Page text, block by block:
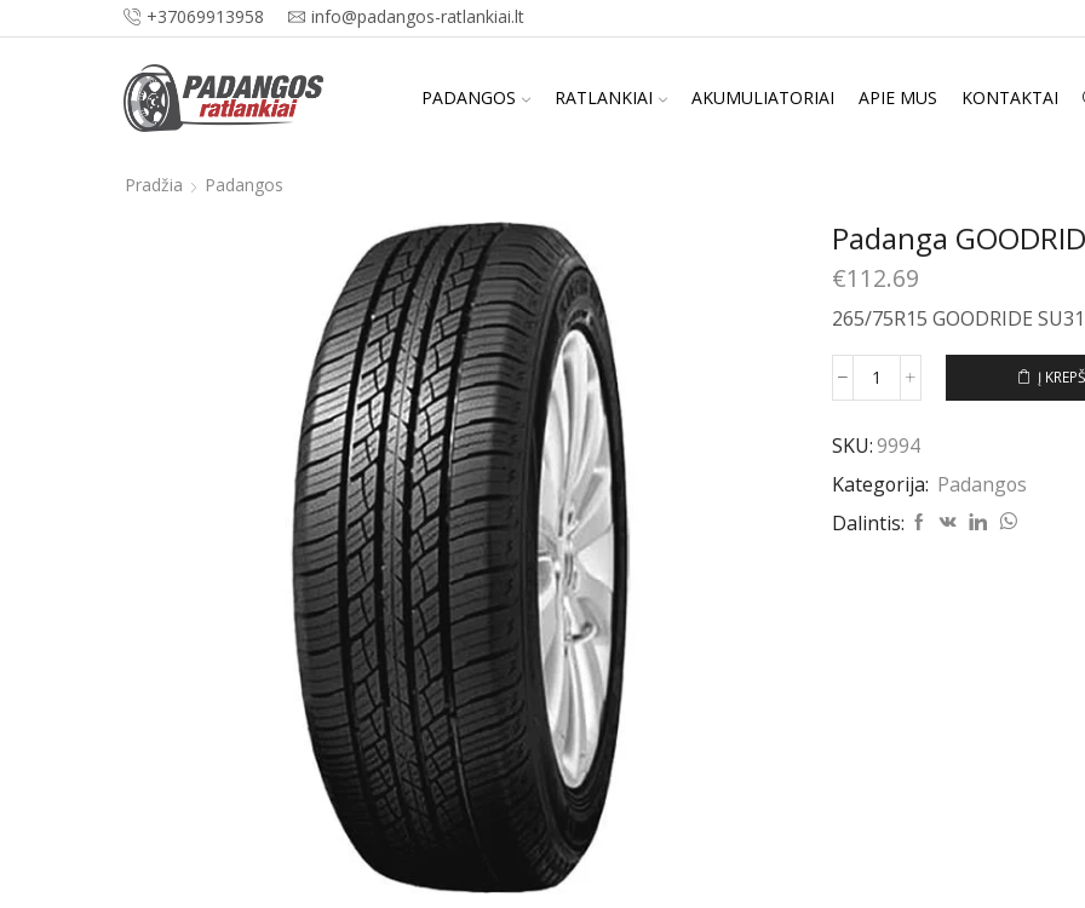
+37069913958 info@padangos-ratlankiai.lt
PADANGOS RATLANKIAI AKUMULIATORIAI APIE MUS KONTAKTAI
Pradžia Padangos
Padanga
€112.69
265/75R15 GOODRIDE
produkto
Padanga
GOODRIDE
SU318
265/75R15
Į
SKU:9994
Kategorija: Padangos
Dalintis: